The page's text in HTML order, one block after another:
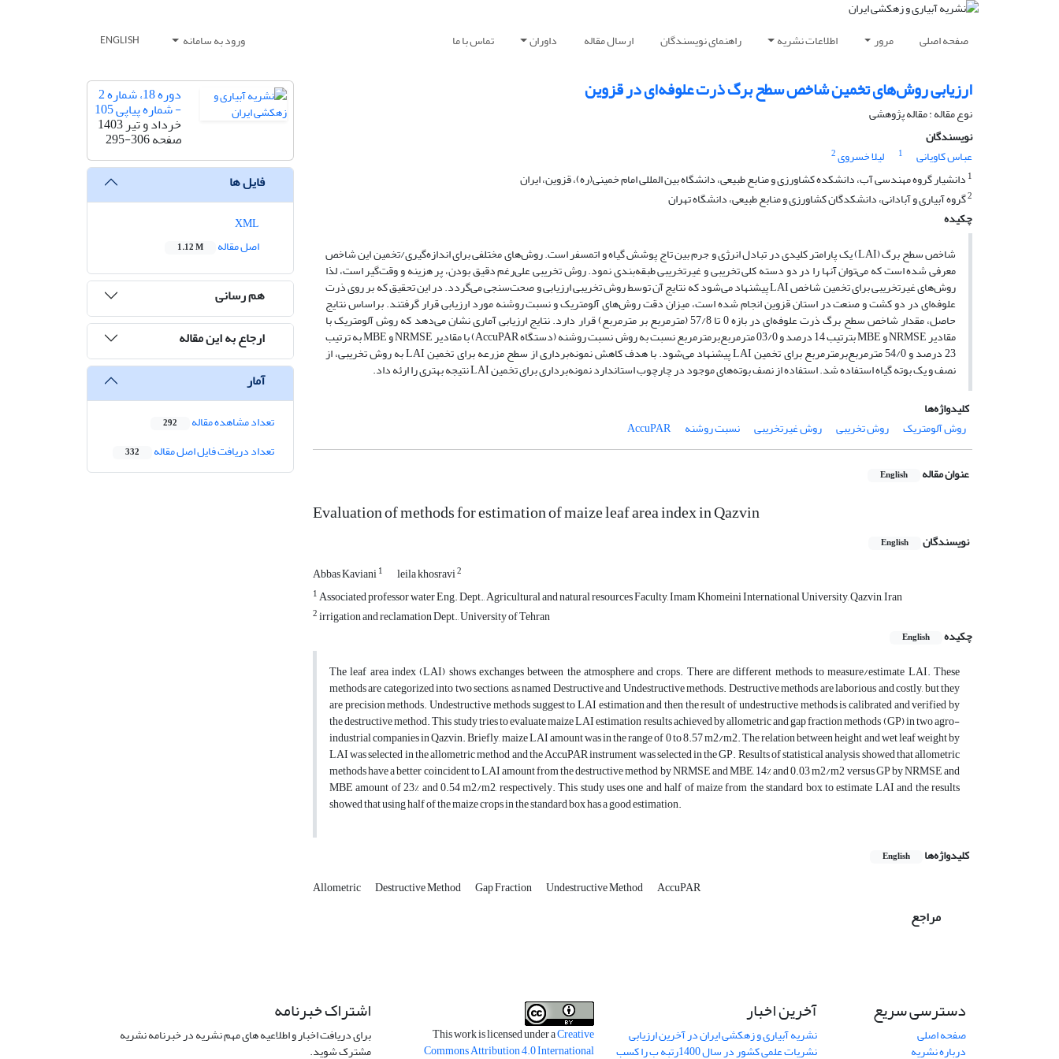
صفحه اصلی مرور اطلاعات نشریه راهنمای نویسندگان ارسال مقاله داوران تماس با ما ورود به سامانه ENGLISH
ارزیابی روش‌های تخمین شاخص سطح برگ ذرت علوفه‌ای در قزوین
نوع مقاله : مقاله پژوهشی
نویسندگان
عباس کاویانی
1 لیلا خسروی2
1 دانشیار گروه مهندسی آب، دانشکده کشاورزی و منابع طبیعی، دانشگاه بین المللی امام خمینی(ره)، قزوین، ایران
2گروه آبیاری و آبادانی، دانشکدگان کشاورزی و منابع طبیعی، دانشگاه تهران
چکیده
شاخص سطح برگ (LAI) یک پارامتر کلیدی در تبادل انرژی و جرم بین تاج پوشش گیاه و اتمسفر است. روش‌های مختلفی برای اندازه‌گیری/تخمین این شاخص
معرفی شده است که می‌توان آنها را در دو دسته کلی تخریبی و غیرتخریبی طبقه‌بندی نمود. روش تخریبی علی‌رغم دقیق بودن، پر هزینه و وقت‌گیر است، لذا
روش‌های غیرتخریبی برای تخمین شاخص LAI پیشنهاد می‌شود که نتایج آن توسط روش تخریبی ارزیابی و صحت‌سنجی می‌گردد. در این تحقیق که بر روی ذرت
علوفه‌ای در دو کشت و صنعت در استان قزوین انجام شده است، میزان دقت روش‌های آلومتریک و نسبت روشنه مورد ارزیابی قرار گرفتند. براساس نتایج
حاصل، مقدار شاخص سطح برگ ذرت علوفه‌ای در بازه 0 تا 57/8 (مترمربع بر مترمربع) قرار دارد. نتایج ارزیابی آماری نشان می‌دهد که روش آلومتریک با
مقادیر NRMSE و MBE بترتیب 14 درصد و 03/0 مترمربع‌برمترمربع نسبت به روش نسبت روشنه (دستگاه AccuPAR) با مقادیر NRMSE و MBE به ترتیب
23 درصد و 54/0 مترمربع‌بر‌مترمربع برای تخمین LAI پیشنهاد می‌شود. با هدف کاهش نمونه‌برداری از سطح مزرعه برای تخمین LAI به روش تخریبی، از
نصف و یک بوته گیاه استفاده شد. استفاده از نصف بوته‌های موجود در چارچوب استاندارد نمونه‌برداری برای تخمین LAI نتیجه بهتری را ارئه داد.
کلیدواژه‌ها
روش آلومتریک
روش تخریبی روش غیرتخریبی نسبت روشنه AccuPAR
عنوان مقاله English
Evaluation of methods for estimation of maize leaf area index in Qazvin
نویسندگان English
Abbas Kaviani1 leila khosravi2
1Associated professor water Eng. Dept., Agricultural and natural resources Faculty, Imam Khomeini International University, Qazvin, Iran
2irrigation and reclamation Dept., University of Tehran
چکیده
English
The leaf area index (LAI) shows exchanges between the atmosphere and crops. There are different methods to measure/estimate LAI. These
methods are categorized into two sections, as named Destructive and Undestructive methods. Destructive methods are laborious and costly, but they
are precision methods. Undestructive methods suggest to LAI estimation and then the result of undestructive methods is calibrated and verified by
the destructive method. This study tries to evaluate maize LAI estimation results achieved by allometric and gap fraction methods (GP) in two agro-
industrial companies in Qazvin. Briefly, maize LAI amount was in the range of 0 to 8.57 m2/m2. The relation between height and wet leaf weight by
LAI was selected in the allometric method and the AccuPAR instrument was selected in the GP. Results of statistical analysis showed that allometric
methods have a better coincident to LAI amount from the destructive method by NRMSE and MBE, 14% and 0.03 m2/m2 versus GP by NRMSE and
MBE amount of 23% and 0.54 m2/m2, respectively. This study uses one and half of maize from the standard box to estimate LAI and the results
showed that using half of the maize crops in the standard box has a good estimation.
کلیدواژه‌ها English
Allometric Destructive Method Gap Fraction Undestructive Method AccuPAR
مراجع
دوره 18، شماره 2
- شماره پیاپی 105
خرداد و تیر 1403
صفحه295-306
فایل ها
اصل مقاله
1.12 M
هم رسانی
ارجاع به این مقاله
آمار
تعداد مشاهده مقاله 292
تعداد دریافت فایل اصل مقاله 332
دسترسی سریع
صفحه اصلی
درباره نشریه
آخرین اخبار
نشریه آبیاری و زهکشی ایران در آخرین ارزیابی
نشریات علمی کشور در سال 1400رتبه ب را کسب
This work is licensed under aCreative
Commons Attribution 4.0 International
اشتراک خبرنامه
برای دریافت اخبار و اطلاعیه های مهم نشریه در خبرنامه نشریه
مشترک شوید.